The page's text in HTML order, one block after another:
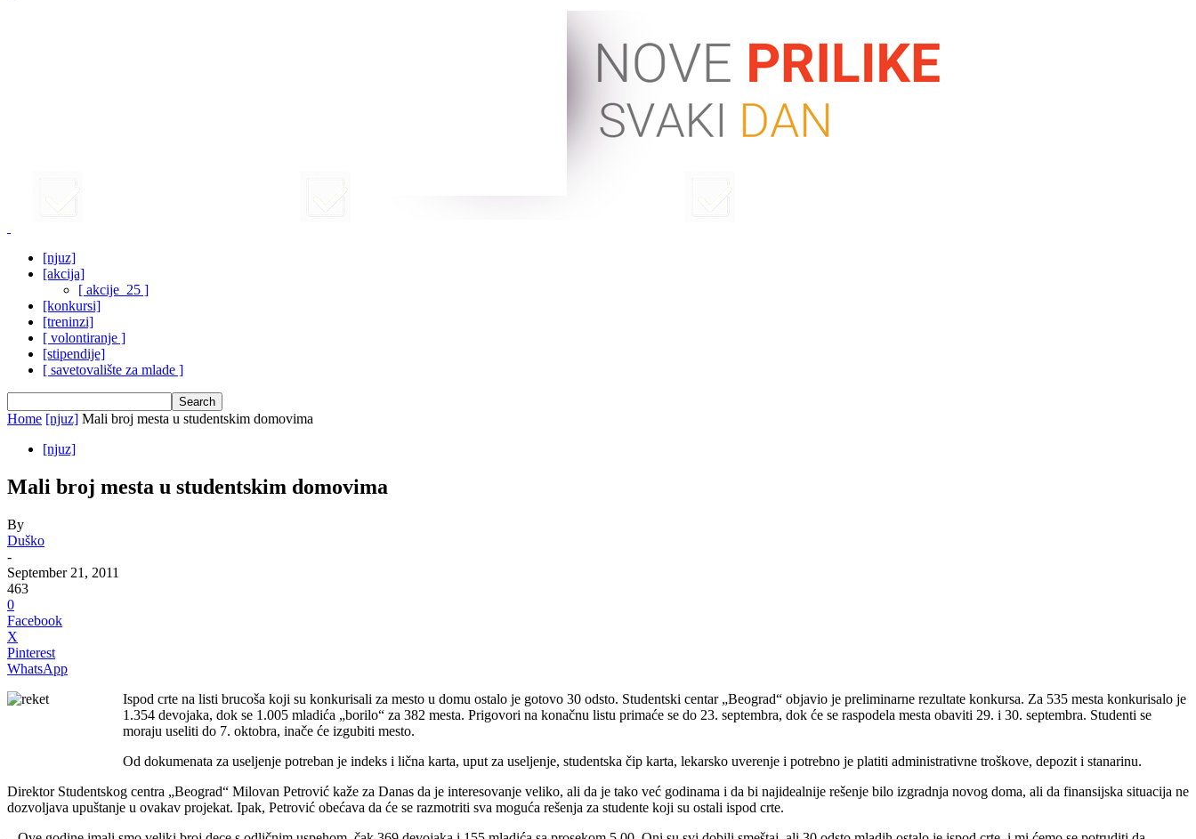
[njuz]
[akcija]
[ akcije_25 ]
[konkursi]
[treninzi]
[ volontiranje ]
[stipendije]
[ savetovalište za mlade ]
Home [njuz] Mali broj mesta u studentskim domovima
[njuz]
Mali broj mesta u studentskim domovima
By
Duško
-
September 21, 2011
463
0
Facebook
X
Pinterest
WhatsApp
Ispod crte na listi brucoša koji su konkurisali za mesto u domu ostalo je gotovo 30 odsto. Studentski centar „Beograd“ objavio je preliminarne rezultate konkursa. Za 535 mesta konkurisalo je
1.354 devojaka, dok se 1.005 mladića „borilo“ za 382 mesta. Prigovori na konačnu listu primaće se do 23. septembra, dok će se raspodela mesta obaviti 29. i 30. septembra. Studenti se
moraju useliti do 7. oktobra, inače će izgubiti mesto.
Od dokumenata za useljenje potreban je indeks i lična karta, uput za useljenje, studentska čip karta, lekarsko uverenje i potrebno je platiti administrativne troškove, depozit i stanarinu.
Direktor Studentskog centra „Beograd“ Milovan Petrović kaže za Danas da je interesovanje veliko, ali da je tako već godinama i da bi najidealnije rešenje bilo izgradnja novog doma, ali da finansijska situacija ne
dozvoljava upuštanje u ovakav projekat. Ipak, Petrović obećava da će se razmotriti sva moguća rešenja za studente koji su ostali ispod crte.